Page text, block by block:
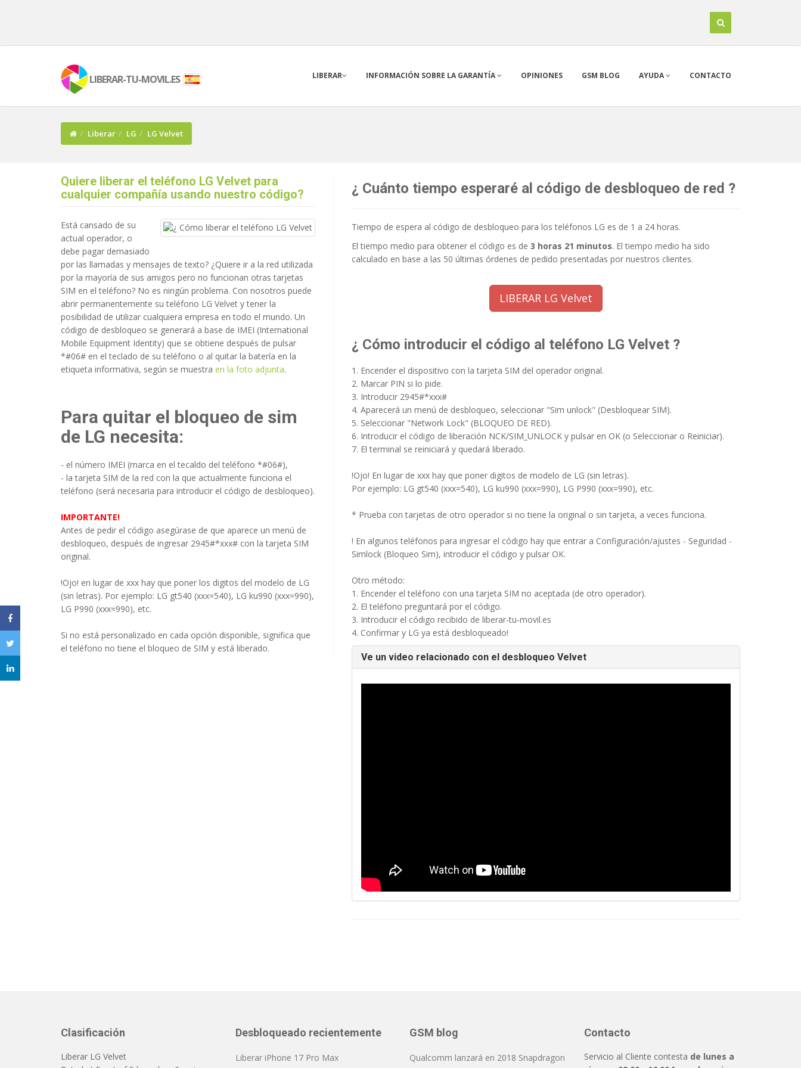
LIBERAR-TU-MOVIL.ES LIBERAR INFORMACIÓN SOBRE LA GARANTÍA OPINIONES GSM BLOG AYUDA CONTACTO
Liberar LG LG Velvet
Quiere liberar el teléfono LG Velvet para
cualquier compañía usando nuestro código?
Está cansado de su
actual operador, o
debe pagar demasiado
por las llamadas y mensajes de texto? ¿Quiere ir a la red utilizada
por la mayoría de sus amigos pero no funcionan otras tarjetas
SIM en el teléfono? No es ningún problema. Con nosotros puede
abrir permanentemente su teléfono LG Velvet y tener la
posibilidad de utilizar cualquiera empresa en todo el mundo. Un
código de desbloqueo se generará a base de IMEI (International
Mobile Equipment Identity) que se obtiene después de pulsar
*#06# en el teclado de su teléfono o al quitar la batería en la
etiqueta informativa, según se muestra en la foto adjunta.
Para quitar el bloqueo de sim
de LG necesita:
- el número IMEI (marca en el tecaldo del teléfono *#06#),
- la tarjeta SIM de la red con la que actualmente funciona el
teléfono (será necesaria para introducir el código de desbloqueo).
IMPORTANTE!
Antes de pedir el código asegúrase de que aparece un menú de
desbloqueo, después de ingresar 2945#*xxx# con la tarjeta SIM
original.
!Ojo! en lugar de xxx hay que poner los digitos del modelo de LG
(sin letras). Por ejemplo: LG gt540 (xxx=540), LG ku990 (xxx=990),
LG P990 (xxx=990), etc.
Si no está personalizado en cada opción disponible, significa que
el teléfono no tiene el bloqueo de SIM y está liberado.
¿ Cuánto tiempo esperaré al código de desbloqueo de red ?
Tiempo de espera al código de desbloqueo para los teléfonos LG es de 1 a 24 horas.
El tiempo medio para obtener el código es de 3 horas 21 minutos. El tiempo medio ha sido
calculado en base a las 50 últimas órdenes de pedido presentadas por nuestros clientes.
LIBERAR LG Velvet
¿ Cómo introducir el código al teléfono LG Velvet ?
1. Encender el dispositivo con la tarjeta SIM del operador original.
2. Marcar PIN si lo pide.
3. Introducir 2945#*xxx#
4. Aparecerá un menú de desbloqueo, seleccionar "Sim unlock" (Desbloquear SIM).
5. Seleccionar "Network Lock" (BLOQUEO DE RED).
6. Introducir el código de liberación NCK/SIM_UNLOCK y pulsar en OK (o Seleccionar o Reiniciar).
7. El terminal se reiniciará y quedará liberado.
!Ojo! En lugar de xxx hay que poner digitos de modelo de LG (sin letras).
Por ejemplo: LG gt540 (xxx=540), LG ku990 (xxx=990), LG P990 (xxx=990), etc.
* Prueba con tarjetas de otro operador si no tiene la original o sin tarjeta, a veces funciona.
! En algunos teléfonos para ingresar el código hay que entrar a Configuración/ajustes - Seguridad -
Simlock (Bloqueo Sim), introducir el código y pulsar OK.
Otro método:
1. Encender el teléfono con una tarjeta SIM no aceptada (de otro operador).
2. El teléfono preguntará por el código.
3. Introducir el código recibido de liberar-tu-movil.es
4. Confirmar y LG ya está desbloqueado!
Ve un video relacionado con el desbloqueo Velvet
Clasificación
Liberar LG Velvet
Desbloqueado recientemente
Liberar iPhone 17 Pro Max
GSM blog
Qualcomm lanzará en 2018 Snapdragon
Contacto
Servicio al Cliente contesta de lunes a